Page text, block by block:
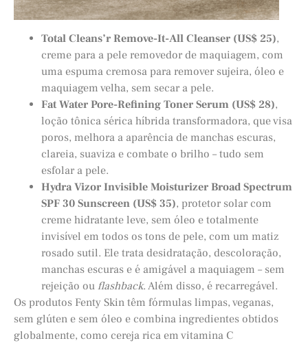
Total Cleans’r Remove-It-All Cleanser (US$ 25),
creme para a pele removedor de maquiagem, com
uma espuma cremosa para remover sujeira, óleo e
maquiagem velha, sem secar a pele.
Fat Water Pore-Refining Toner Serum (US$ 28),
loção tônica sérica híbrida transformadora, que visa
poros, melhora a aparência de manchas escuras,
clareia, suaviza e combate o brilho – tudo sem
esfolar a pele.
Hydra Vizor Invisible Moisturizer Broad Spectrum
SPF 30 Sunscreen (US$ 35), protetor solar com
creme hidratante leve, sem óleo e totalmente
invisível em todos os tons de pele, com um matiz
rosado sutil. Ele trata desidratação, descoloração,
manchas escuras e é amigável a maquiagem – sem
rejeição ou flashback. Além disso, é recarregável.
Os produtos Fenty Skin têm fórmulas limpas, veganas,
sem glúten e sem óleo e combina ingredientes obtidos
globalmente, como cereja rica em vitamina C